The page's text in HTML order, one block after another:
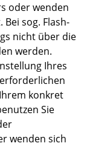
oder wenden
sog. Flash-
nicht über die
werden.
Ihres
konkret
Sie
wenden sich